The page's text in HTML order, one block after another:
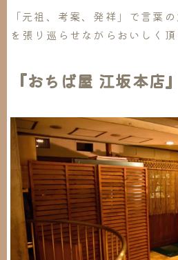
「元祖、考案、発祥」で言葉
を張り巡らせながらおいしく頂
『おちば屋 江坂本店